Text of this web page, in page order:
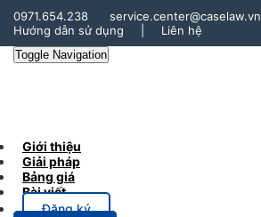
0971.654.238
service.center@caselaw.vn
Hướng dẫn sử dụng
Liên hệ
Toggle Navigation
Giới thiệu
Giải pháp
Bảng giá
Bài viết
Đăng ký